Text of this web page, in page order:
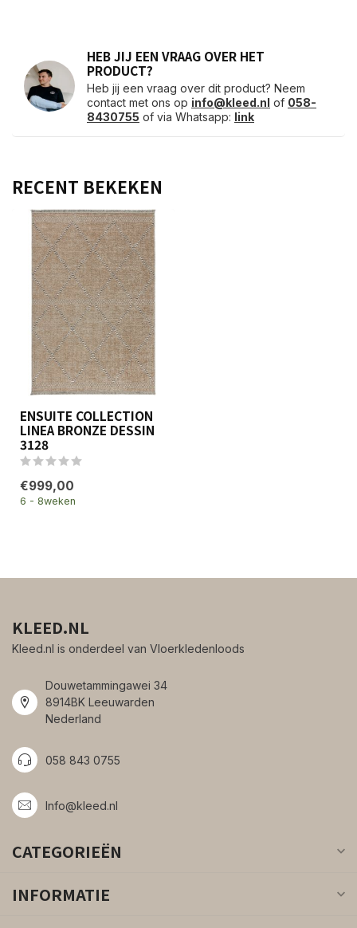
HEB JIJ EEN VRAAG OVER HET
PRODUCT?
Heb jij een vraag over dit product? Neem
contact met ons op info@kleed.nl of 058-
8430755 of via Whatsapp: link
RECENT BEKEKEN
ENSUITE COLLECTION
LINEA BRONZE DESSIN
3128
€999,00
6 - 8weken
KLEED.NL
Kleed.nl is onderdeel van Vloerkledenloods
Douwetammingawei 34
8914BK Leeuwarden
Nederland
058 843 0755
Info@kleed.nl
CATEGORIEËN
INFORMATIE